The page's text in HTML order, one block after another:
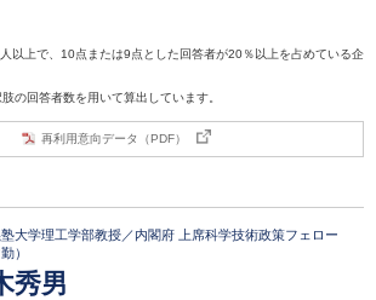
以上で、10点または9点とした回答者が20％以上を占めている企
の回答者数を用いて算出しています。
再利用意向データ（PDF）
大学理工学部教授／内閣府 上席科学技術政策フェロー
）
秀男